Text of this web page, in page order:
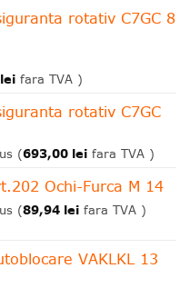
rotativ C7GC 8
lei fara TVA )
rotativ C7GC
(693,00 lei fara TVA )
Ochi-Furca M 14
(89,94 lei fara TVA )
VAKLKL 13